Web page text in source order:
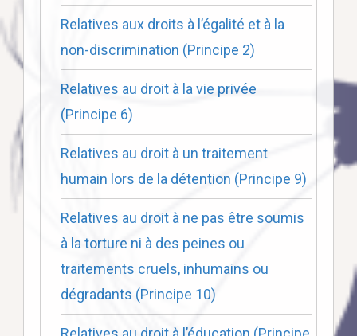
Relatives aux droits à l’égalité et à la
non-discrimination (Principe 2)
Relatives au droit à la vie privée
(Principe 6)
Relatives au droit à un traitement
humain lors de la détention (Principe 9)
Relatives au droit à ne pas être soumis
à la torture ni à des peines ou
traitements cruels, inhumains ou
dégradants (Principe 10)